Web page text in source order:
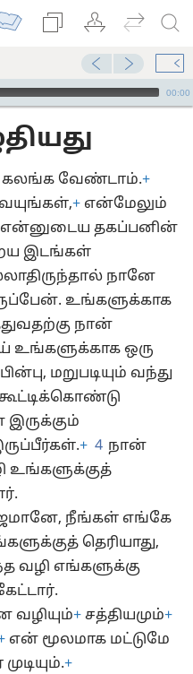
00:00
கலங்க வேண்டாம்.+
+ என்மேலும்
என்னுடைய தகப்பனின்
இடங்கள்
நானே
உங்களுக்காக
நான்
உங்களுக்காக ஒரு
மறுபடியும் வந்து
+ 4 நான்
உங்களுக்குத்
நீங்கள் எங்கே
தெரியாது,
வழி எங்களுக்கு
வழியும்+ சத்தியமும்+
என் மூலமாக மட்டுமே
+